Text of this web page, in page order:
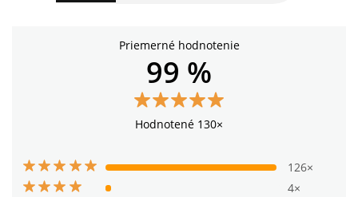
Priemerné hodnotenie
99 %
Hodnotené 130×
126×
4×